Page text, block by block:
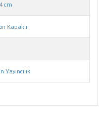
cm
Kapaklı
Yayıncılık